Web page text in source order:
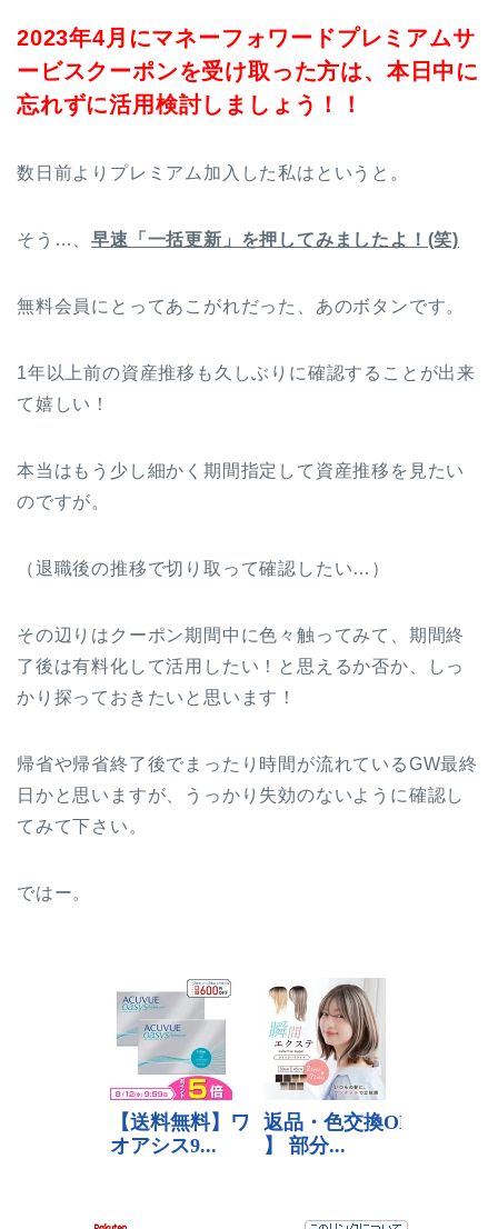
2023年4月にマネーフォワードプレミアムサ
ービスクーポンを受け取った方は、本日中に
忘れずに活用検討しましょう！！
数日前よりプレミアム加入した私はというと。
そう…、早速「一括更新」を押してみましたよ！(笑)
無料会員にとってあこがれだった、あのボタンです。
1年以上前の資産推移も久しぶりに確認することが出来
て嬉しい！
本当はもう少し細かく期間指定して資産推移を見たい
のですが。
（退職後の推移で切り取って確認したい…）
その辺りはクーポン期間中に色々触ってみて、期間終
了後は有料化して活用したい！と思えるか否か、しっ
かり探っておきたいと思います！
帰省や帰省終了後でまったり時間が流れているGW最終
日かと思いますが、うっかり失効のないように確認し
てみて下さい。
ではー。